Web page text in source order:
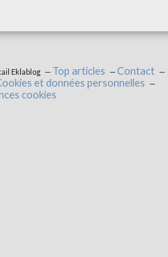
Eklablog Top articles
Contact
et données personnelles
cookies